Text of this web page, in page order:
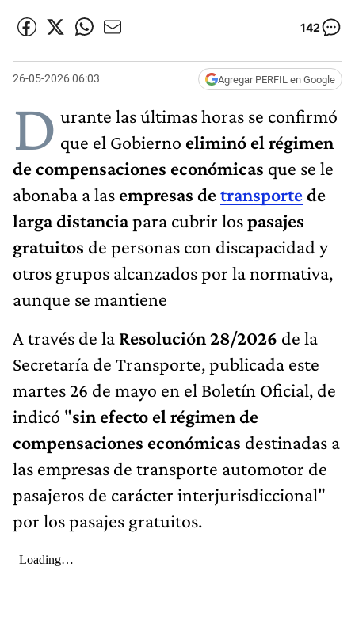
142
26-05-2026 06:03 Agregar PERFIL en Google
D urante las últimas horas se confirmó
que el Gobierno eliminó el régimen
de compensaciones económicas que se le
abonaba a las empresas detransportede
larga distanciapara cubrir lospasajes
gratuitos de personas con discapacidad y
otros grupos alcanzados por la normativa,
aunque se mantiene
A través de la Resolución28/2026 de la
Secretaría de Transporte, publicada este
martes 26 de mayo en el Boletín Oficial, de
indicó "sin efecto el régimende
compensaciones económicas destinadas a
las empresas de transporte automotor de
pasajeros de carácter interjurisdiccional"
por los pasajes gratuitos.